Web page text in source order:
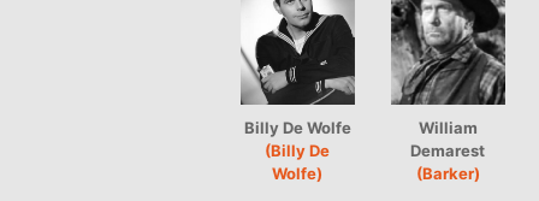
Billy De Wolfe
(Billy De
Wolfe)
William
Demarest
(Barker)